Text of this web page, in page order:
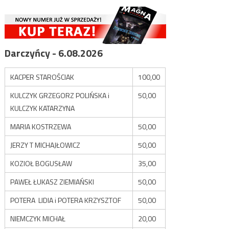
Darczyńcy - 6.08.2026
KACPER STAROŚCIAK
100,00
KULCZYK GRZEGORZ POLIŃSKA i
KULCZYK KATARZYNA
50,00
MARIA KOSTRZEWA
50,00
JERZY T MICHAJŁOWICZ
50,00
KOZIOŁ BOGUSŁAW
35,00
PAWEŁ ŁUKASZ ZIEMIAŃSKI
50,00
POTERA LIDIA i POTERA KRZYSZTOF
50,00
NIEMCZYK MICHAŁ
20,00